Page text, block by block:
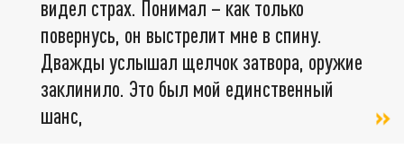
видел страх. Понимал – как только
повернусь, он выстрелит мне в спину.
Дважды услышал щелчок затвора, оружие
заклинило. Это был мой единственный
шанс,